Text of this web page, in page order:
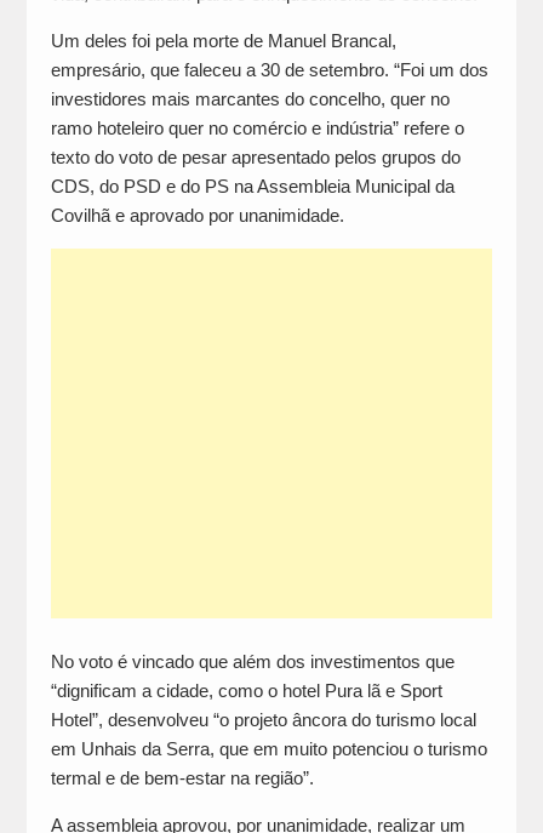
Um deles foi pela morte de Manuel Brancal,
empresário, que faleceu a 30 de setembro. “Foi um dos
investidores mais marcantes do concelho, quer no
ramo hoteleiro quer no comércio e indústria” refere o
texto do voto de pesar apresentado pelos grupos do
CDS, do PSD e do PS na Assembleia Municipal da
Covilhã e aprovado por unanimidade.
No voto é vincado que além dos investimentos que
“dignificam a cidade, como o hotel Pura lã e Sport
Hotel”, desenvolveu “o projeto âncora do turismo local
em Unhais da Serra, que em muito potenciou o turismo
termal e de bem-estar na região”.
A assembleia aprovou, por unanimidade, realizar um